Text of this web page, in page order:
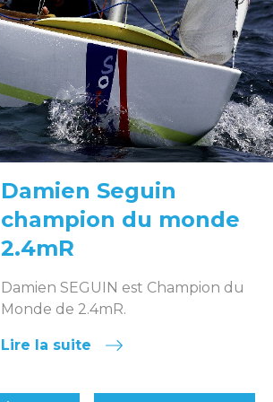
Damien Seguin
champion du monde
2.4mR
Damien SEGUIN est Champion du
Monde de 2.4mR.
Lire la suite